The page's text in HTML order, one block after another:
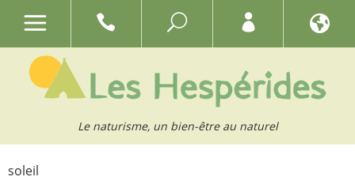
Le naturisme, un bien-être au naturel
soleil